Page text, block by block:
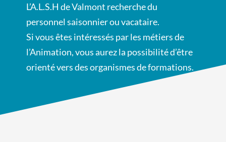
L’A.L.S.H de Valmont recherche du
personnel saisonnier ou vacataire.
Si vous êtes intéressés par les métiers de
l’Animation, vous aurez la possibilité d’être
orienté vers des organismes de formations.